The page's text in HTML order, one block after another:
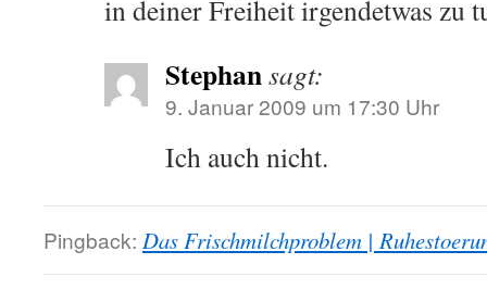
in deiner Freiheit irgendetwas zu
Stephansagt:
9. Januar 2009 um 17:30 Uhr
Ich auch nicht.
Pingback: Das Frischmilchproblem |